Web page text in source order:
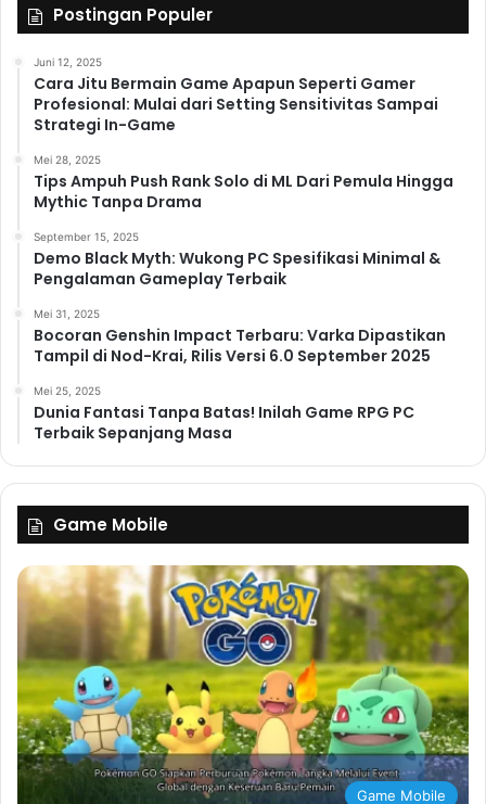
Postingan Populer
Juni 12, 2025
Cara Jitu Bermain Game Apapun Seperti Gamer
Profesional: Mulai dari Setting Sensitivitas Sampai
Strategi In-Game
Mei 28, 2025
Tips Ampuh Push Rank Solo di ML Dari Pemula Hingga
Mythic Tanpa Drama
September 15, 2025
Demo Black Myth: Wukong PC Spesifikasi Minimal &
Pengalaman Gameplay Terbaik
Mei 31, 2025
Bocoran Genshin Impact Terbaru: Varka Dipastikan
Tampil di Nod-Krai, Rilis Versi 6.0 September 2025
Mei 25, 2025
Dunia Fantasi Tanpa Batas! Inilah Game RPG PC
Terbaik Sepanjang Masa
Game Mobile
Game Mobile